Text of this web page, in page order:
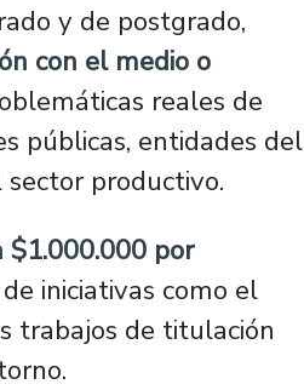
y de postgrado,
con el medio o
reales de
públicas, entidades del
sector productivo.
por
iniciativas como el
trabajos de titulación